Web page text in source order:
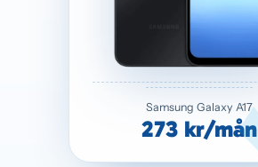
Samsung Galaxy A17
273 kr/mån